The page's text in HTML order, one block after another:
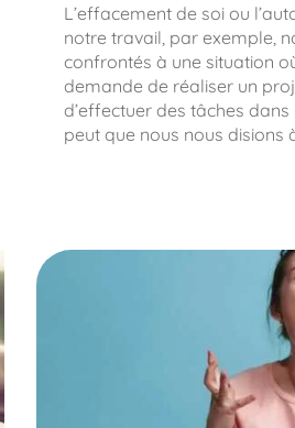
L’effacement de soi ou
notre travail, par exemple,
confrontés à une situation
demande de réaliser un
d’effectuer des tâches
peut que nous nous disions